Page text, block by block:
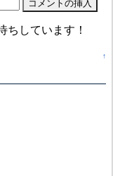
ちしています！
↑